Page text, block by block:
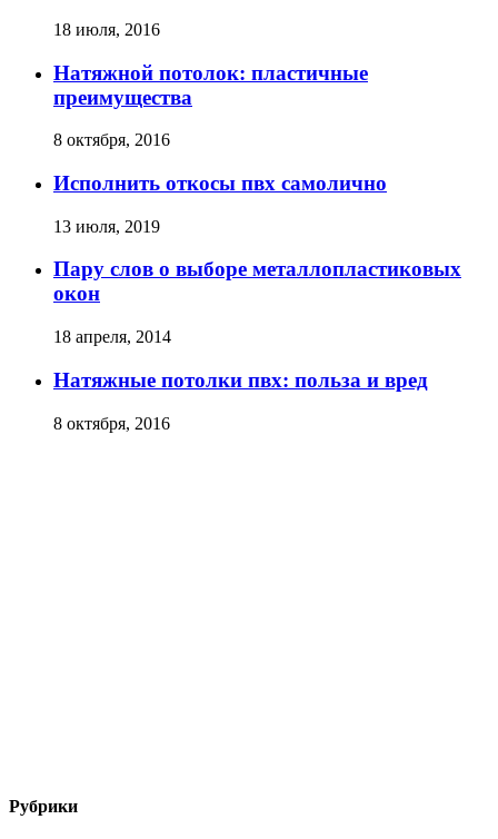
18 июля, 2016
Натяжной потолок: пластичные
преимущества
8 октября, 2016
Исполнить откосы пвх самолично
13 июля, 2019
Пару слов о выборе металлопластиковых
окон
18 апреля, 2014
Натяжные потолки пвх: польза и вред
8 октября, 2016
Рубрики